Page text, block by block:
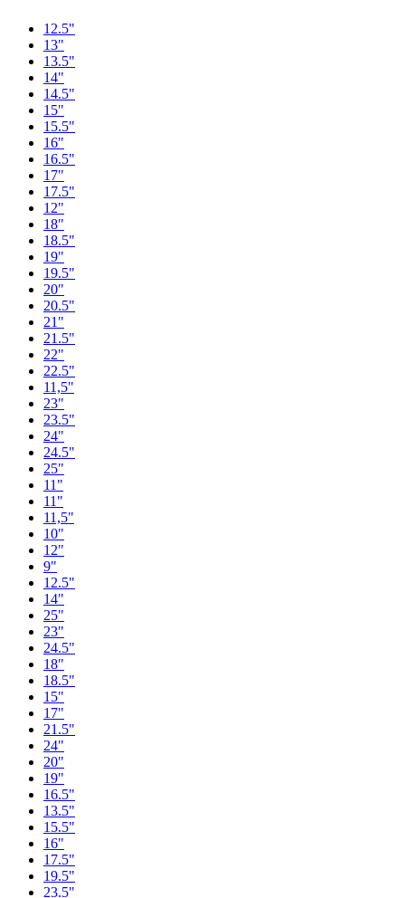
12.5"
13"
13.5"
14"
14.5"
15"
15.5"
16"
16.5"
17"
17.5"
12"
18"
18.5"
19"
19.5"
20"
20.5"
21"
21.5"
22"
22.5"
11,5"
23"
23.5"
24"
24.5"
25"
11"
11"
11,5"
10"
12"
9"
12.5"
14"
25"
23"
24.5"
18"
18.5"
15"
17"
21.5"
24"
20"
19"
16.5"
13.5"
15.5"
16"
17.5"
19.5"
23.5"